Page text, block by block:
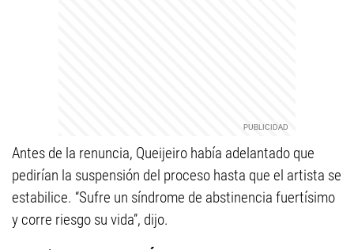
Antes de la renuncia, Queijeiro había adelantado que
pedirían la suspensión del proceso hasta que el artista se
estabilice. “Sufre un síndrome de abstinencia fuertísimo
y corre riesgo su vida”, dijo.